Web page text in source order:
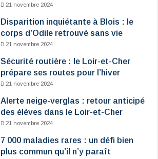
21 novembre 2024
Disparition inquiétante à Blois : le
corps d’Odile retrouvé sans vie
21 novembre 2024
Sécurité routière : le Loir-et-Cher
prépare ses routes pour l’hiver
21 novembre 2024
Alerte neige-verglas : retour anticipé
des élèves dans le Loir-et-Cher
21 novembre 2024
7 000 maladies rares : un défi bien
plus commun qu’il n’y paraît